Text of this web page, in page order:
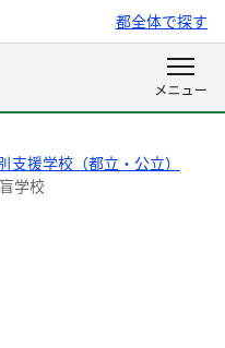
都全体で探す
支援学校（都立・公立）
学校